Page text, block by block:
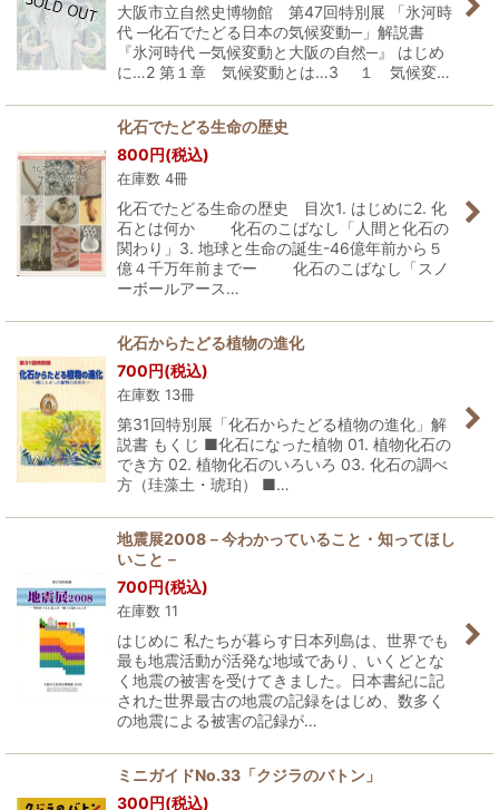
大阪市立自然史博物館 第47回特別展 「氷河時
代 ─化石でたどる日本の気候変動─」解説書
『氷河時代 ─気候変動と大阪の自然─』 はじめ
に…2 第１章 気候変動とは…3 １ 気候変…
化石でたどる生命の歴史
800円(税込)
在庫数 4冊
化石でたどる生命の歴史 目次1. はじめに2. 化
石とは何か 化石のこばなし「人間と化石の
関わり」3. 地球と生命の誕生-46億年前から５
億４千万年前までー 化石のこばなし「スノ
ーボールアース…
化石からたどる植物の進化
700円(税込)
在庫数 13冊
第31回特別展「化石からたどる植物の進化」解
説書 もくじ ■化石になった植物 01. 植物化石の
でき方 02. 植物化石のいろいろ 03. 化石の調べ
方（珪藻土・琥珀） ■…
地震展2008－今わかっていること・知ってほし
いこと－
700円(税込)
在庫数 11
はじめに 私たちが暮らす日本列島は、世界でも
最も地震活動が活発な地域であり、いくどとな
く地震の被害を受けてきました。日本書紀に記
された世界最古の地震の記録をはじめ、数多く
の地震による被害の記録が…
ミニガイドNo.33「クジラのバトン」
300円(税込)